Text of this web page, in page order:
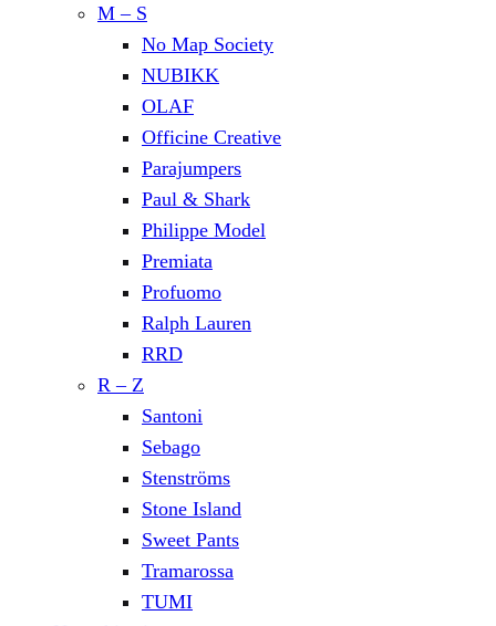
M – S
No Map Society
NUBIKK
OLAF
Officine Creative
Parajumpers
Paul & Shark
Philippe Model
Premiata
Profuomo
Ralph Lauren
RRD
R – Z
Santoni
Sebago
Stenströms
Stone Island
Sweet Pants
Tramarossa
TUMI